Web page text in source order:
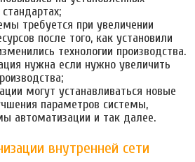
требуется при увеличении
после того, как установили
технологии производства.
нужна если нужно увеличить
могут устанавливаться новые
параметров системы,
автоматизации и так далее.
внутренней сети